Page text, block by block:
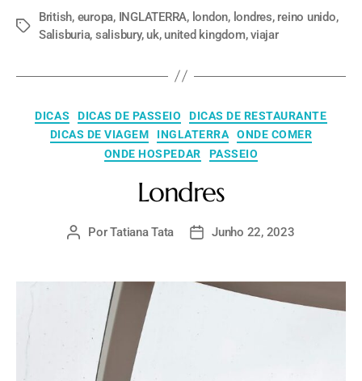
British, europa, INGLATERRA, london, londres, reino unido,
Salisburia, salisbury, uk, united kingdom,viajar
DICAS DICAS DE PASSEIO
DICAS DE RESTAURANTE
DICAS DE VIAGEM
INGLATERRA
ONDE COMER
ONDE HOSPEDAR
PASSEIO
Londres
PorTatiana Tata Junho 22, 2023